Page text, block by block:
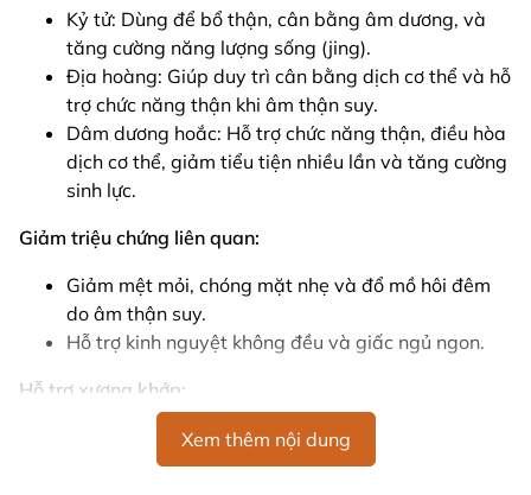
Kỷ tử: Dùng để bổ thận, cân bằng âm dương, và
tăng cường năng lượng sống (jing).
Địa hoàng: Giúp duy trì cân bằng dịch cơ thể và hỗ
trợ chức năng thận khi âm thận suy.
Dâm dương hoắc: Hỗ trợ chức năng thận, điều hòa
dịch cơ thể, giảm tiểu tiện nhiều lần và tăng cường
sinh lực.
Giảm triệu chứng liên quan:
Giảm mệt mỏi, chóng mặt nhẹ và đổ mồ hôi đêm
do âm thận suy.
Hỗ trợ kinh nguyệt không đều và giấc ngủ ngon.
Hỗ trợ xương khớp:
Dâm dương hoắc còn giúp tăng cường sức khỏe
xương và giảm đau nhức khớp nhẹ.
Xem thêm nội dung